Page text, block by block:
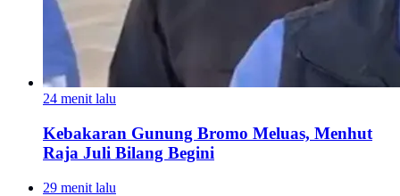
24 menit lalu
Kebakaran Gunung Bromo Meluas, Menhut
Raja Juli Bilang Begini
29 menit lalu